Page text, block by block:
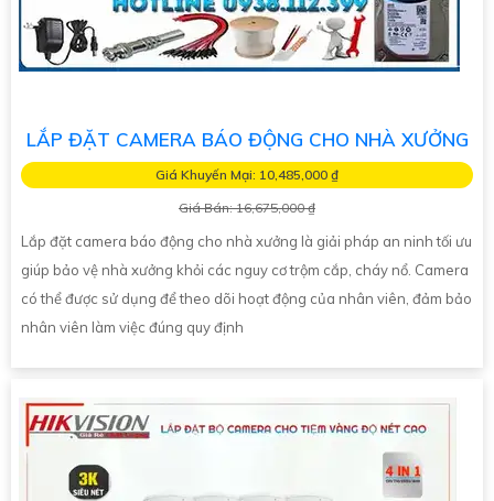
LẮP ĐẶT CAMERA BÁO ĐỘNG CHO NHÀ XƯỞNG
Giá Khuyến Mại: 10,485,000 ₫
Giá Bán: 16,675,000 ₫
Lắp đặt camera báo động cho nhà xưởng là giải pháp an ninh tối ưu
giúp bảo vệ nhà xưởng khỏi các nguy cơ trộm cắp, cháy nổ. Camera
có thể được sử dụng để theo dõi hoạt động của nhân viên, đảm bảo
nhân viên làm việc đúng quy định